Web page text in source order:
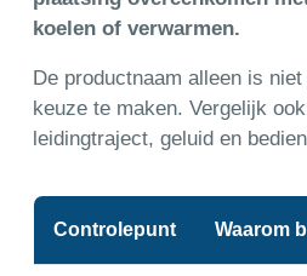
koelen of verwarmen.
De productnaam alleen is
keuze te maken. Vergelijk
leidingtraject, geluid en
Controlepunt Waarom